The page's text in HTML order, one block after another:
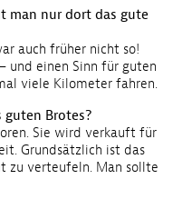
man nur dort das gute
auch früher nicht so!
und einen Sinn für guten
viele Kilometer fahren.
guten Brotes?
Sie wird verkauft für
Grundsätzlich ist das
zu verteufeln. Man sollte